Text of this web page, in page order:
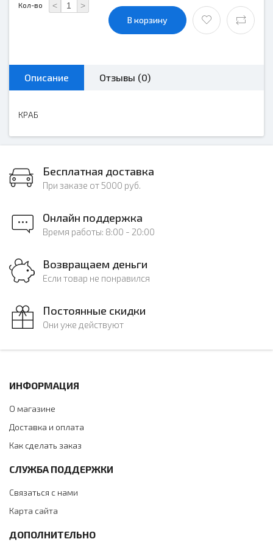
Кол-во < >
В корзину
Описание Отзывы (0)
КРАБ
Бесплатная доставка
При заказе от 5000 руб.
Онлайн поддержка
Время работы: 8:00 - 20:00
Возвращаем деньги
Если товар не понравился
Постоянные скидки
Они уже действуют
ИНФОРМАЦИЯ
О магазине
Доставка и оплата
Как сделать заказ
СЛУЖБА ПОДДЕРЖКИ
Связаться с нами
Карта сайта
ДОПОЛНИТЕЛЬНО